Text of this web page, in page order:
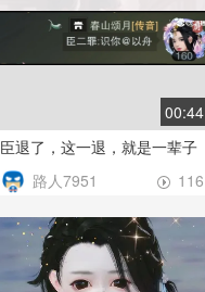
00:44
臣退了，这一退，就是一辈子
116
路人7951